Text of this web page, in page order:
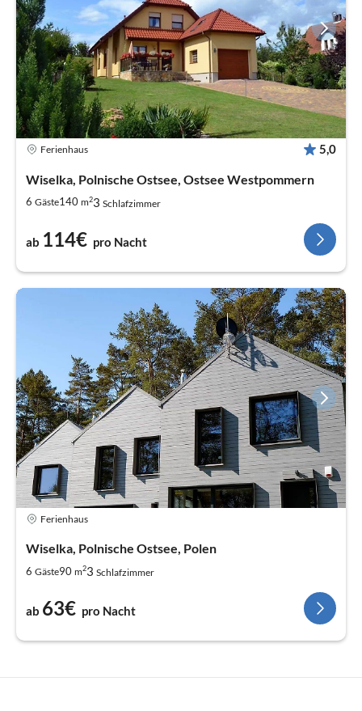
Ferienhaus 5,0
Wiselka, Polnische Ostsee, Ostsee Westpommern
6 Gäste140 m23 Schlafzimmer
ab 114€ pro Nacht
Ferienhaus
Wiselka, Polnische Ostsee, Polen
6 Gäste90 m23 Schlafzimmer
ab 63€ pro Nacht